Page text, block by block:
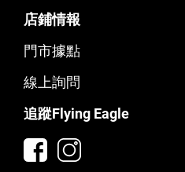
店鋪情報
門市據點
線上詢問
追蹤Flying Eagle